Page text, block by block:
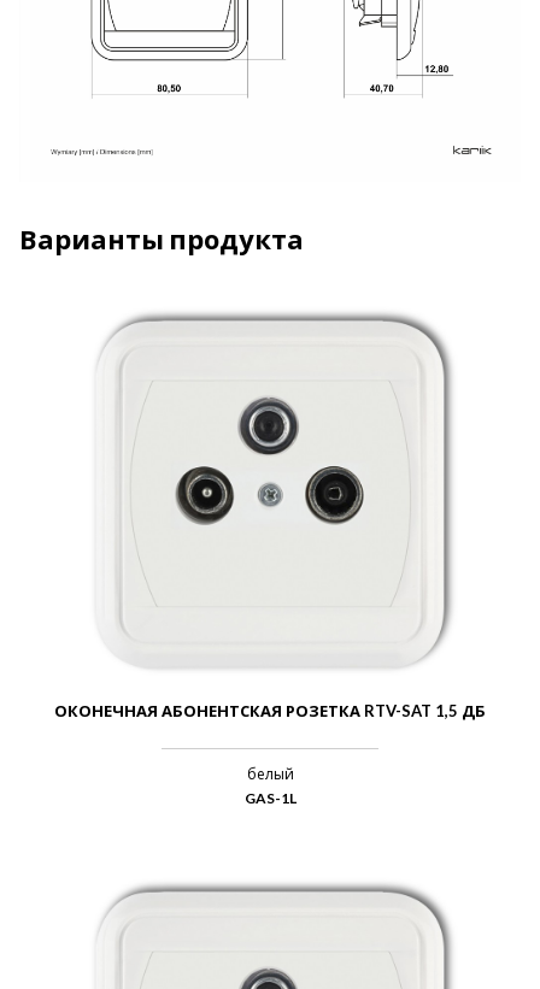
Варианты продукта
ОКОНЕЧНАЯ АБОНЕНТСКАЯ РОЗЕТКА RTV-SAT 1,5 ДБ
белый
GAS-1L